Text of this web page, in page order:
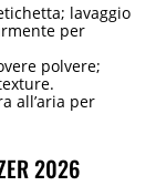
lavaggio
per
polvere;
all’aria per
2026